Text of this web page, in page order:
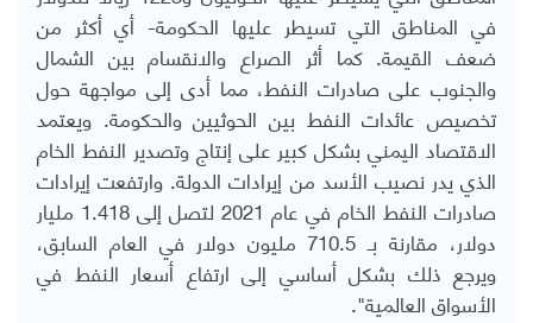
في المناطق التي تسيطر عليها الحكومة- أي أكثر من
ضعف القيمة. كما أثر الصراع والانقسام بين الشمال
والجنوب على صادرات النفط، مما أدى إلى مواجهة حول
تخصيص عائدات النفط بين الحوثيين والحكومة. ويعتمد
الاقتصاد اليمني بشكل كبير على إنتاج وتصدير النفط الخام
الذي يدر نصيب الأسد من إيرادات الدولة. وارتفعت إيرادات
صادرات النفط الخام في عام 2021 لتصل إلى 1.418 مليار
دولار، مقارنة بـ 710.5 مليون دولار في العام السابق،
ويرجع ذلك بشكل أساسي إلى ارتفاع أسعار النفط في
الأسواق العالمية".